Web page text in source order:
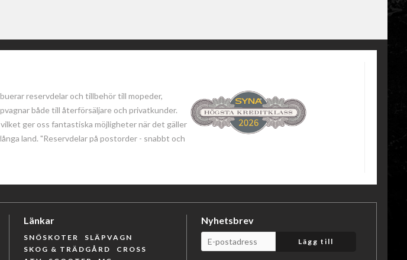
reservdelar och tillbehör till mopeder,
både till återförsäljare och privatkunder.
ger oss fantastiska möjligheter när det gäller
land. "Reservdelar på postorder - snabbt och
Länkar
SNÖSKOTER
SLÄPVAGN
SKOG & TRÄDGÅRD
CROSS
Nyhetsbrev
Lägg till